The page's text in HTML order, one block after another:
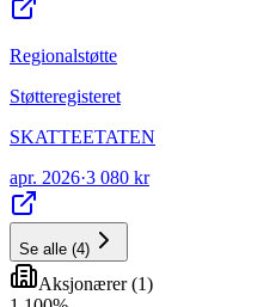
Regionalstøtte
Støtteregisteret
SKATTEETATEN
apr. 2026·3 080 kr
Se alle (4)
Aksjonærer(1)